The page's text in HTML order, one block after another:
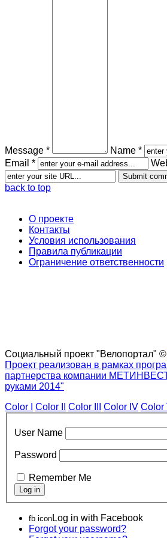
Message *
Name *
Email *
back to top
О проекте
Контакты
Условия использования
Правила публикации
Ограничение ответственности
Социальный проект "Велопортал" ©
Проект реализован в рамках
партнерства компании
руками 2014"
Color I
Color II Color III Color IV Color
User Name
Password
Remember Me
fb icon Log in with Facebook
Forgot your password?